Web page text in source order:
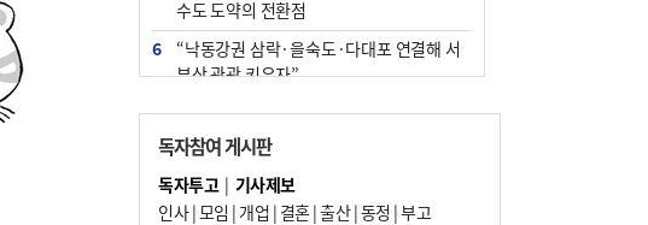
수도 도약의 전환점
6
“낙동강권 삼락·을숙도·다대포 연결해 서
부산 관광 키우자”
7
부울경 주말부터 비소식…‘극한 폭염’ 한풀
꺾일 듯
8
피란마을 67년 역사인데…전교생 24명 아
미초 통폐합 기로
독자참여 게시판
독자투고| 기사제보
인사|모임 | 개업 | 결혼|출산|동정 |부고